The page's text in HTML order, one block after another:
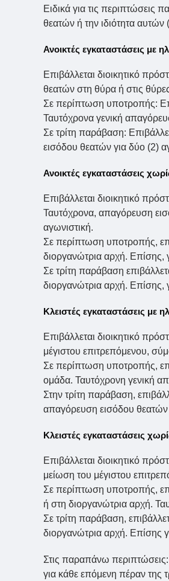
Ειδικά για τις
θεατών ή την ιδιότητα αυτών
Ανοικτές εγκαταστάσεις με
Επιβάλλεται διοικητικό
θεατών στη θύρα ή στις
Σε περίπτωση υποτροπής:
Ταυτόχρονα γενική
Σε τρίτη παράβαση:
εισόδου θεατών για δύο (2)
Ανοικτές εγκαταστάσεις
Επιβάλλεται διοικητικό
Ταυτόχρονα, απαγόρευση
αγωνιστική.
Σε περίπτωση υποτροπής,
διοργανώτρια αρχή. Επίσης,
Σε τρίτη παράβαση
διοργανώτρια αρχή. Επίσης,
Κλειστές εγκαταστάσεις με
Επιβάλλεται διοικητικό
μέγιστου επιτρεπόμενου,
Σε περίπτωση υποτροπής,
ομάδα. Ταυτόχρονη γενική
Στην τρίτη παράβαση,
απαγόρευση εισόδου θεατών
Κλειστές εγκαταστάσεις
Επιβάλλεται διοικητικό
μείωση του μέγιστου
Σε περίπτωση υποτροπής,
ή στη διοργανώτρια αρχή.
Σε τρίτη παράβαση,
διοργανώτρια αρχή. Επίσης
Στις παραπάνω περιπτώσεις:
για κάθε επόμενη πέραν της